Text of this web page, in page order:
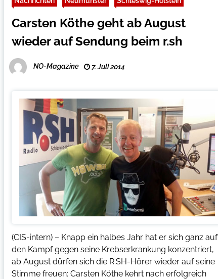
Carsten Köthe geht ab August
wieder auf Sendung beim r.sh
NO-Magazine 7. Juli 2014
(CIS-intern) – Knapp ein halbes Jahr hat er sich ganz auf
den Kampf gegen seine Krebserkrankung konzentriert,
ab August dürfen sich die R.SH-Hörer wieder auf seine
Stimme freuen: Carsten Köthe kehrt nach erfolgreich